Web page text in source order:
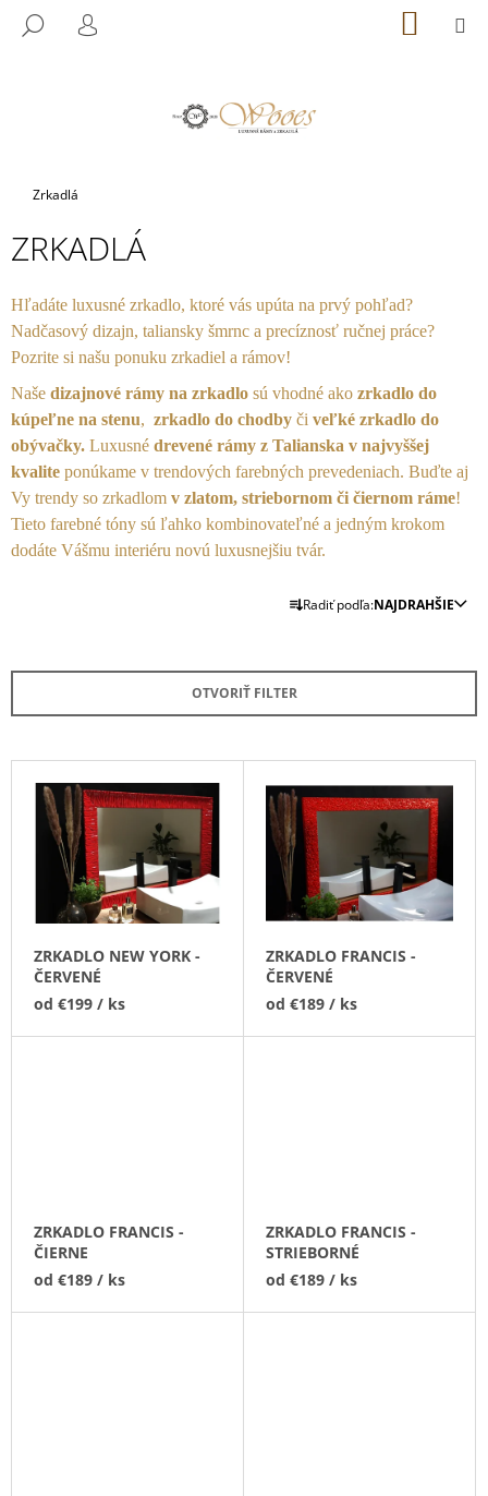
HĽADAŤ
PRIHLÁSENIE KOŠÍK
Domov
Zrkadlá
ZRKADLÁ
Hľadáte luxusné zrkadlo, ktoré vás upúta na prvý pohľad?
Nadčasový dizajn, taliansky šmrnc a precíznosť ručnej práce?
Pozrite si našu ponuku zrkadiel a rámov!
Naše dizajnové rámy na zrkadlo sú vhodné ako zrkadlo do
kúpeľne na stenu, zrkadlo do chodby či veľké zrkadlo do
obývačky. Luxusné drevené rámy z Talianska v najvyššej
kvalite ponúkame v trendových farebných prevedeniach. Buďte aj
Vy trendy so zrkadlom v zlatom, striebornom či čiernom ráme!
Tieto farebné tóny sú ľahko kombinovateľné a jedným krokom
dodáte Vášmu interiéru novú luxusnejšiu tvár.
R
E
N
E
P
R
O
D
U
T
O
V
Radiť podľa:NAJDRAHŠIE
OTVORIŤ FILTER
V
U
ZRKADLO NEW YORK -
ČERVENÉ
od €199 / ks
ZRKADLO FRANCIS -
ČERVENÉ
od €189 / ks
ZRKADLO FRANCIS -
ČIERNE
od €189 / ks
ZRKADLO FRANCIS -
STRIEBORNÉ
od €189 / ks
O
T
R
E
B
U
J
E
T
E
N
Á
J
M